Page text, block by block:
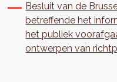
Besluit van de
betreffende het
het publiek
ontwerpen van